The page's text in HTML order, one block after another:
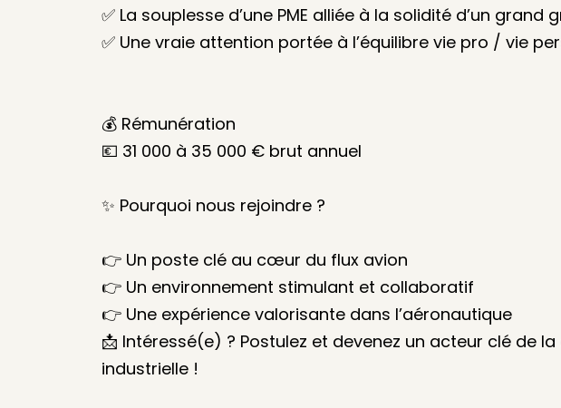
✅ La souplesse d’une PME alliée à la solidité d’un grand
✅ Une vraie attention portée à l’équilibre vie pro / vie
💰 Rémunération
💶 31 000 à 35 000 € brut annuel
✨ Pourquoi nous rejoindre ?
👉 Un poste clé au cœur du flux avion
👉 Un environnement stimulant et collaboratif
👉 Une expérience valorisante dans l’aéronautique
📩 Intéressé(e) ? Postulez et devenez un acteur clé de
industrielle !